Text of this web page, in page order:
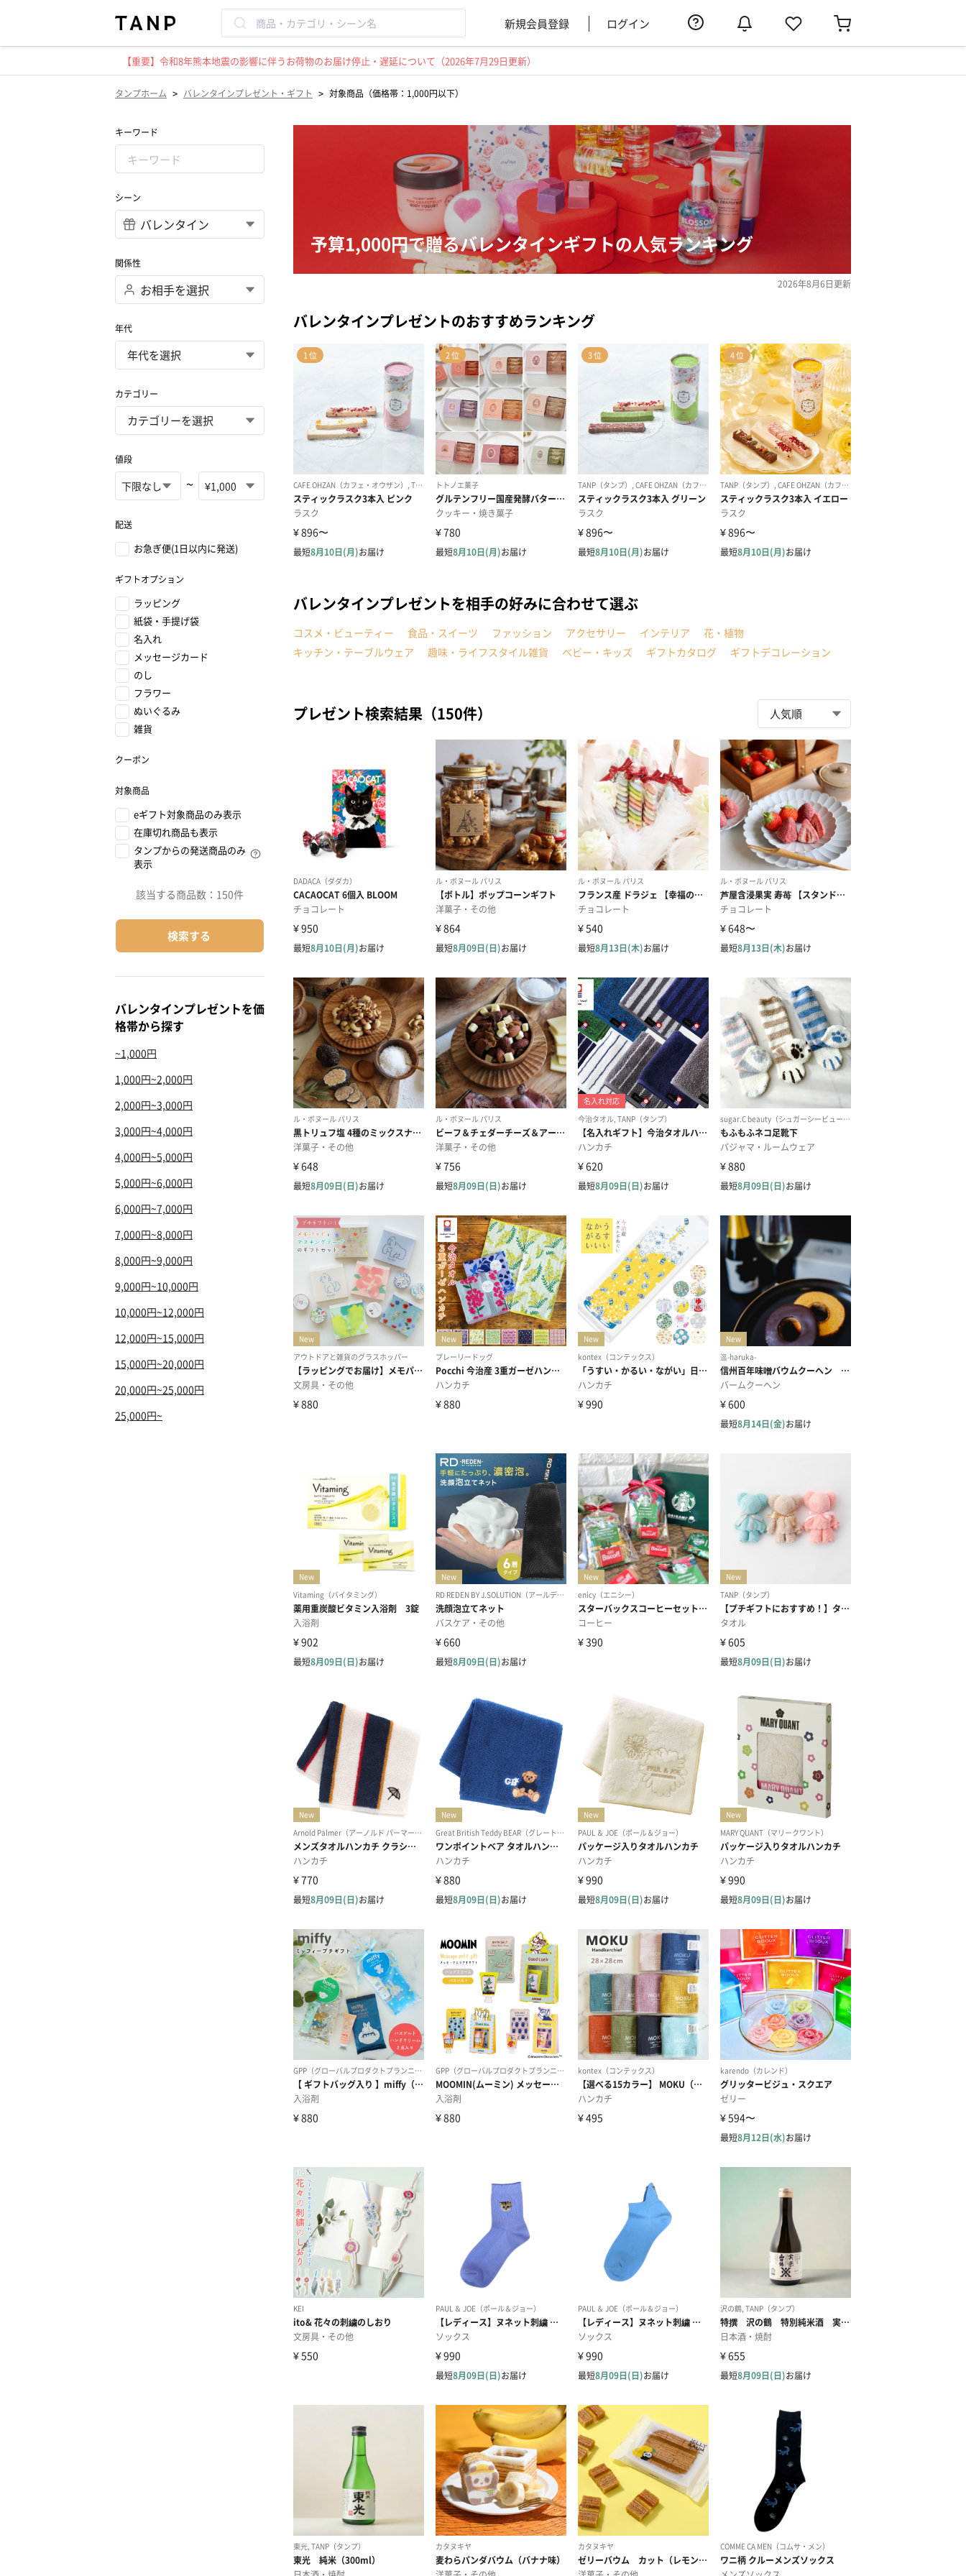
新規会員登録 ログイン
【重要】令和8年熊本地震の影響に伴うお荷物のお届け停止・遅延について（2026年7月29日更新）
タンプホーム > バレンタインプレゼント・ギフト > 対象商品（価格帯：1,000円以下）
キーワード
シーン
関係性
年代
カテゴリー
値段
~
配送
お急ぎ便(1日以内に発送)
ギフトオプション
ラッピング
紙袋・手提げ袋
名入れ
メッセージカード
のし
フラワー
ぬいぐるみ
雑貨
クーポン
対象商品
eギフト対象商品のみ表示
在庫切れ商品も表示
タンプからの発送商品のみ
表示
該当する商品数： 150件
検索する
バレンタインプレゼントを価
格帯から探す
~1,000円
1,000円~2,000円
2,000円~3,000円
3,000円~4,000円
4,000円~5,000円
5,000円~6,000円
6,000円~7,000円
7,000円~8,000円
8,000円~9,000円
9,000円~10,000円
10,000円~12,000円
12,000円~15,000円
15,000円~20,000円
20,000円~25,000円
25,000円~
予算1,000円で贈るバレンタインギフトの人気ランキング
2026年8月6日更新
バレンタインプレゼントのおすすめランキング
バレンタインプレゼントを相手の好みに合わせて選ぶ
コスメ・ビューティー 食品・スイーツ ファッション アクセサリー インテリア
花・植物
キッチン・テーブルウェア
趣味・ライフスタイル雑貨 ベビー・キッズ ギフトカタログ ギフトデコレーション
プレゼント検索結果（150件）